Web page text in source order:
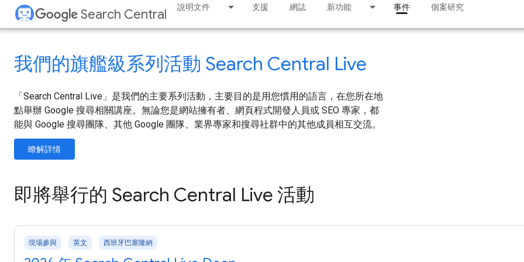
Search Central 說明文件 支援 網誌 新功能 事件 個案研究
我們的旗艦級系列活動 Search Central Live
「Search Central Live」是我們的主要系列活動，主要目的是用您慣用的語言，在您所在地
點舉辦 Google 搜尋相關講座。無論您是網站擁有者、網頁程式開發人員或 SEO 專家，都
能與 Google 搜尋團隊、其他 Google 團隊、業界專家和搜尋社群中的其他成員相互交流。
瞭解詳情
即將舉行的 Search Central Live 活動
現場參與 英文 西班牙巴塞隆納